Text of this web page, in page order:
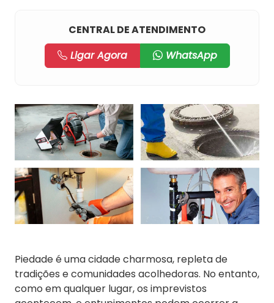
CENTRAL DE ATENDIMENTO
Ligar Agora
WhatsApp
Piedade é uma cidade charmosa, repleta de
tradições e comunidades acolhedoras. No entanto,
como em qualquer lugar, os imprevistos